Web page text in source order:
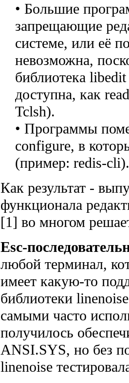
• Большие
запрещающие
системе, или её
невозможна,
библиотека
доступна, как
Tclsh).
• Программы
configure, в
(пример: redis-cli).
Как результат -
функционала
[1] во многом
Esc-
любой терминал,
имеет какую-то
библиотеки
самыми часто
получилось
ANSI.SYS, но без
linenoise